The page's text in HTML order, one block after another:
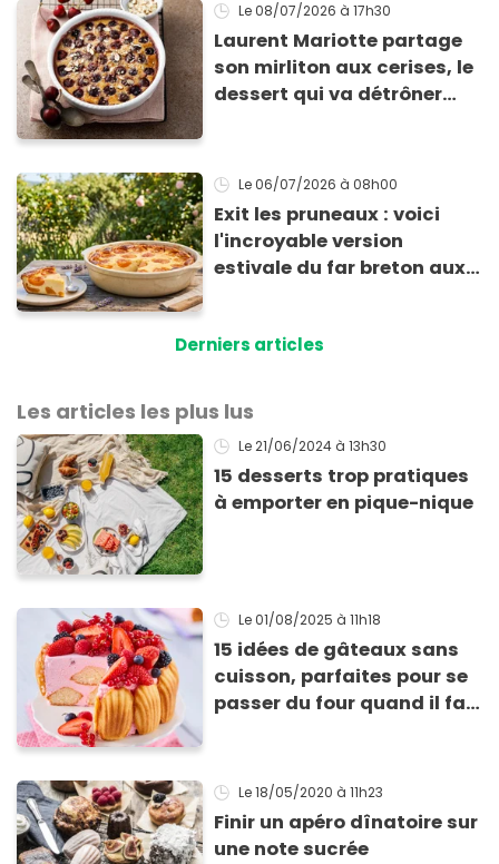
Le 08/07/2026 à 17h30
Laurent Mariotte partage
son mirliton aux cerises, le
dessert qui va détrôner
Le 06/07/2026 à 08h00
Exit les pruneaux : voici
l'incroyable version
estivale du far breton aux
Derniers articles
Les articles les plus lus
Le 21/06/2024 à 13h30
15 desserts trop pratiques
à emporter en pique-nique
Le 01/08/2025 à 11h18
15 idées de gâteaux sans
cuisson, parfaites pour se
passer du four quand il fait
Le 18/05/2020 à 11h23
Finir un apéro dînatoire sur
une note sucrée